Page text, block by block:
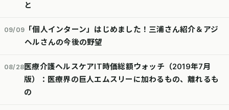
と
09/09 「個人インターン」はじめました！三浦さん紹介＆アジ
ヘルさんの今後の野望
08/28医療介護ヘルスケアIT時価総額ウォッチ（2019年7月
版）：医療界の巨人エムスリーに加わるもの、離れるも
の